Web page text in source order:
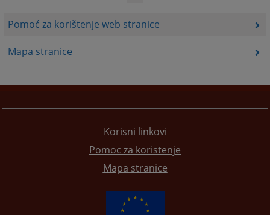
Pomoć za korištenje web stranice
Mapa stranice
Korisni linkovi
Pomoc za koristenje
Mapa stranice